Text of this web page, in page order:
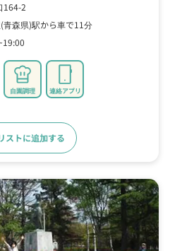
164-2
森県)駅から車で11分
自園調理 連絡アプリ
ストに追加する